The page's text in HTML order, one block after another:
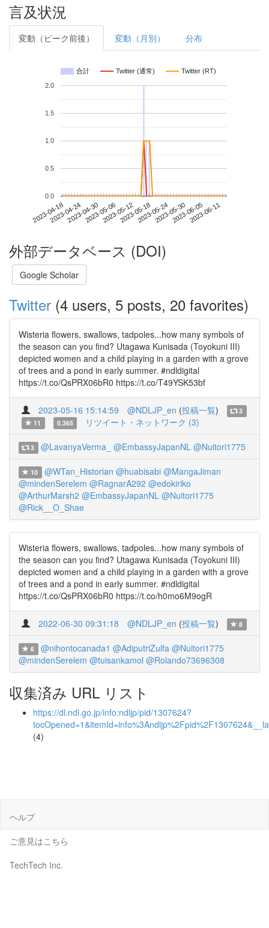
言及状況
変動（ピーク前後） 変動（月別） 分布
合計 Twitter (通常) Twitter (RT)
2023-04-182023-04-242023-04-302023-05-062023-05-122023-05-182023-05-242023-05-302023-06-052023-06-11
0.0
0.5
1.0
1.5
2.0
外部データベース (DOI)
Google Scholar
Twitter (4 users, 5 posts, 20 favorites)
Wisteria flowers, swallows, tadpoles...how many symbols of
the season can you find? Utagawa Kunisada (Toyokuni III)
depicted women and a child playing in a garden with a grove
of trees and a pond in early summer. #ndldigital
https://t.co/QsPRX06bR0 https://t.co/T49YSK53bf
2023-05-16 15:14:59 @NDLJP_en (投稿一覧)
3
11
0.365 リツイート・ネットワーク (3)
3 @LavanyaVerma_ @EmbassyJapanNL @Nuitori1775
10 @WTan_Historian @huabisabi @MangaJiman
@mindenSerelem @RagnarA292 @edokiriko
@ArthurMarsh2 @EmbassyJapanNL @Nuitori1775
@Rick__O_Shae
Wisteria flowers, swallows, tadpoles...how many symbols of
the season can you find? Utagawa Kunisada (Toyokuni III)
depicted women and a child playing in a garden with a grove
of trees and a pond in early summer. #ndldigital
https://t.co/QsPRX06bR0 https://t.co/h0mo6M9ogR
2022-06-30 09:31:18 @NDLJP_en (投稿一覧) 8
6 @nihontocanada1 @AdiputriZulfa @Nuitori1775
@mindenSerelem @tuisankamol @Rolando73696308
収集済み URL リスト
https://dl.ndl.go.jp/info:ndljp/pid/1307624?
(4)
ヘルプ
ご意見はこちら
TechTech Inc.